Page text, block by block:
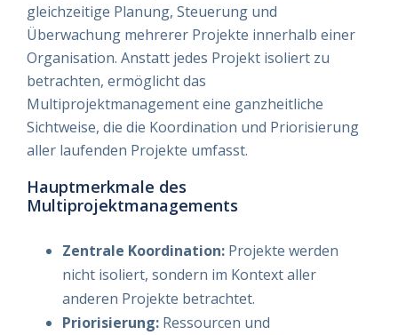
gleichzeitige Planung, Steuerung und
Überwachung mehrerer Projekte innerhalb einer
Organisation. Anstatt jedes Projekt isoliert zu
betrachten, ermöglicht das
Multiprojektmanagement eine ganzheitliche
Sichtweise, die die Koordination und Priorisierung
aller laufenden Projekte umfasst.
Hauptmerkmale des
Multiprojektmanagements
Zentrale Koordination: Projekte werden
nicht isoliert, sondern im Kontext aller
anderen Projekte betrachtet.
Priorisierung: Ressourcen und